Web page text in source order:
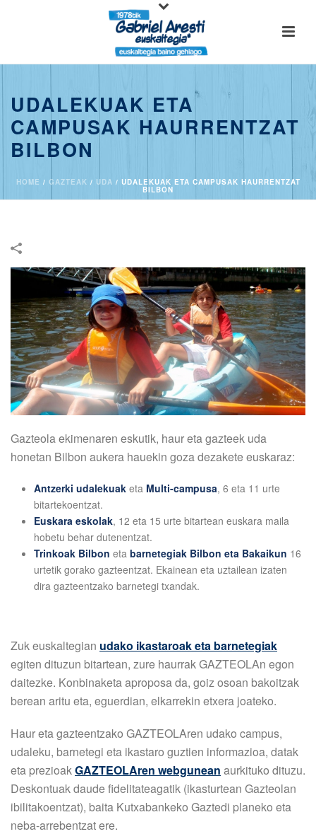
UDALEKUAK ETA
CAMPUSAK HAURRENTZAT
BILBON
HOME / GAZTEAK / UDA / UDALEKUAK ETA CAMPUSAK HAURRENTZAT
BILBON
Gazteola ekimenaren eskutik, haur eta gazteek uda
honetan Bilbon aukera hauekin goza dezakete euskaraz:
Antzerki udalekuaketa Multi-campusa, 6 eta 11 urte
bitartekoentzat.
Euskara eskolak, 12 eta 15 urte bitartean euskara maila
hobetu behar dutenentzat.
Trinkoak Bilbon eta barnetegiak Bilbon eta Bakaikun 16
urtetik gorako gazteentzat. Ekainean eta uztailean izaten
dira gazteentzako barnetegi txandak.
Zuk euskaltegian udako ikastaroak eta barnetegiak
egiten dituzun bitartean, zure haurrak GAZTEOLAn egon
daitezke. Konbinaketa aproposa da, goiz osoan bakoitzak
berean aritu eta, eguerdian, elkarrekin etxera joateko.
Haur eta gazteentzako GAZTEOLAren udako campus,
udaleku, barnetegi eta ikastaro guztien informazioa, datak
eta prezioakGAZTEOLAren webgunean aurkituko dituzu.
Deskontuak daude fidelitateagatik (ikasturtean Gazteolan
ibilitakoentzat), baita Kutxabankeko Gaztedi planeko eta
neba-arrebentzat ere.